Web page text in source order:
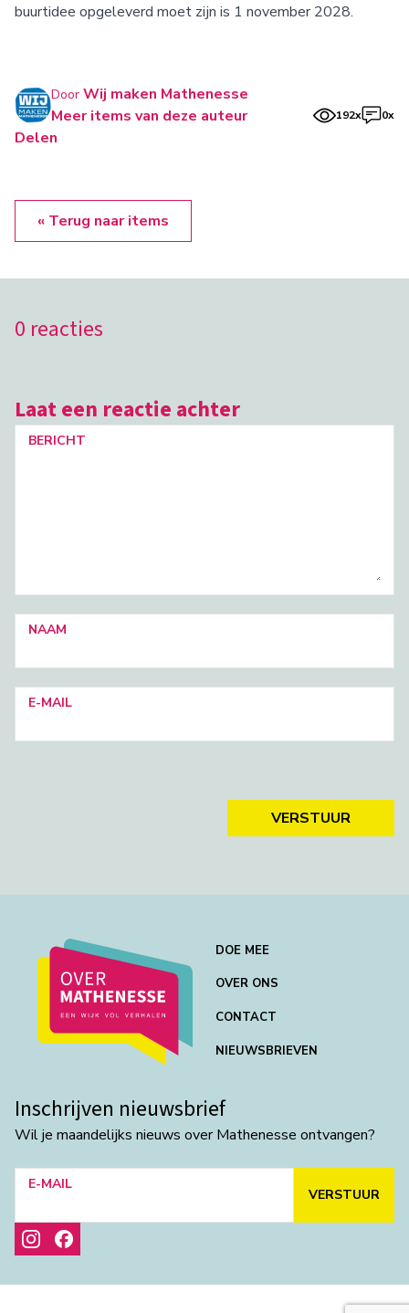
buurtidee opgeleverd moet zijn is 1 november 2028.
Door Wij maken Mathenesse
Meer items van deze auteur
192x 0x
Delen
« Terug naar items
0 reacties
Laat een reactie achter
BERICHT
NAAM
E-MAIL
VERSTUUR
DOE MEE
OVER ONS
CONTACT
NIEUWSBRIEVEN
Inschrijven nieuwsbrief
Wil je maandelijks nieuws over Mathenesse ontvangen?
E-MAIL
VERSTUUR